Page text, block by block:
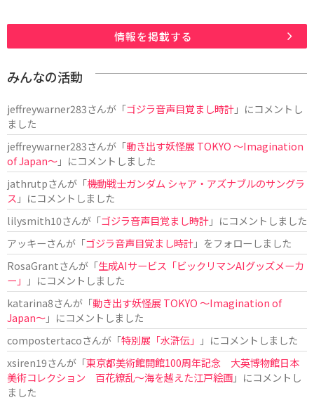
情報を掲載する
みんなの活動
jeffreywarner283さんが「ゴジラ音声目覚まし時計」にコメントし
ました
jeffreywarner283さんが「動き出す妖怪展 TOKYO 〜Imagination
of Japan〜」にコメントしました
jathrutpさんが「機動戦士ガンダム シャア・アズナブルのサングラ
ス 」にコメントしました
lilysmith10さんが「ゴジラ音声目覚まし時計」にコメントしました
アッキーさんが「ゴジラ音声目覚まし時計」をフォローしました
RosaGrantさんが「生成AIサービス「ビックリマンAIグッズメーカ
ー」
」にコメントしました
katarina8さんが「動き出す妖怪展 TOKYO 〜Imagination of
Japan〜」にコメントしました
compostertacoさんが「特別展「水滸伝」
」にコメントしました
xsiren19さんが「東京都美術館開館100周年記念 大英博物館日本
美術コレクション 百花繚乱～海を越えた江戸絵画」にコメントし
ました